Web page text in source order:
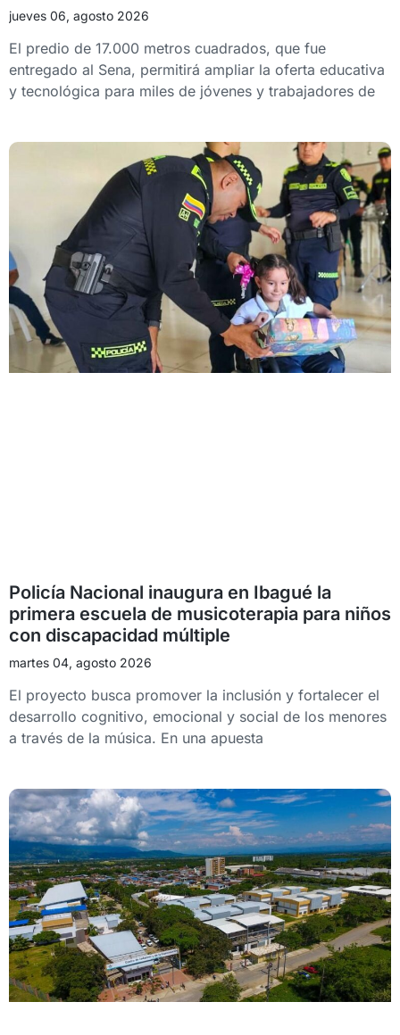
jueves 06, agosto 2026
El predio de 17.000 metros cuadrados, que fue
entregado al Sena, permitirá ampliar la oferta educativa
y tecnológica para miles de jóvenes y trabajadores de
Policía Nacional inaugura en Ibagué la
primera escuela de musicoterapia para niños
con discapacidad múltiple
martes 04, agosto 2026
El proyecto busca promover la inclusión y fortalecer el
desarrollo cognitivo, emocional y social de los menores
a través de la música. En una apuesta